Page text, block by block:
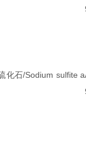
化石/Sodium sulfite a